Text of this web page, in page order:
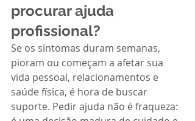
procurar ajuda
profissional?
Se os sintomas duram semanas,
pioram ou começam a afetar sua
vida pessoal, relacionamentos e
saúde física, é hora de buscar
suporte. Pedir ajuda não é fraqueza: